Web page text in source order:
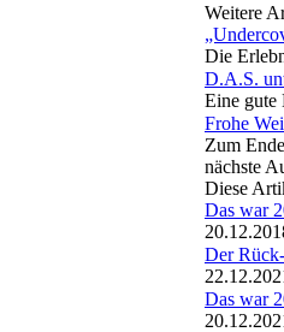
Weitere
Die
D.A.S.
Eine gute
Frohe
Zum
nächste
Diese
Das war
Der
Das war